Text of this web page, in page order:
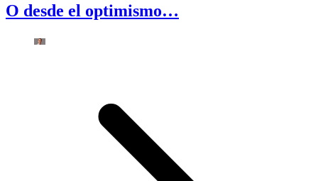
O desde el optimismo…